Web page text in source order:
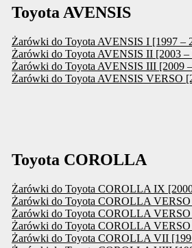
Toyota AVENSIS
Żarówki do Toyota AVENSIS I [1997 –
Żarówki do Toyota AVENSIS II [2003 –
Żarówki do Toyota AVENSIS III [2009
Żarówki do Toyota AVENSIS VERSO
Toyota COROLLA
Żarówki do Toyota COROLLA IX
Żarówki do Toyota COROLLA
Żarówki do Toyota COROLLA
Żarówki do Toyota COROLLA
Żarówki do Toyota COROLLA VII